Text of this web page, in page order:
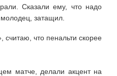
Сказали ему, что надо
затащил.
считаю, что пенальти скорее
матче, делали акцент на